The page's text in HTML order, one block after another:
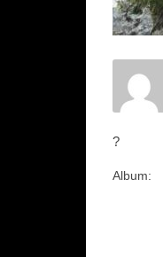
?
Album: